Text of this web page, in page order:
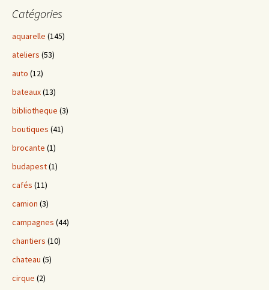
Catégories
aquarelle (145)
ateliers (53)
auto (12)
bateaux(13)
bibliotheque (3)
boutiques (41)
brocante (1)
budapest(1)
cafés (11)
camion (3)
campagnes (44)
chantiers (10)
chateau (5)
cirque (2)